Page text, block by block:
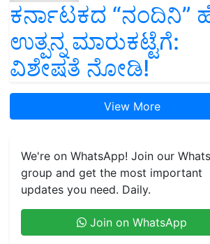
ಕರ್ನಾಟಕದ “ನಂದಿನಿ”
ಉತ್ಪನ್ನ ಮಾರುಕಟ್ಟೆಗೆ:
ವಿಶೇಷತೆ ನೋಡಿ!
View More
We're on WhatsApp! Join our
group and get the most important
updates you need. Daily.
Join on WhatsApp